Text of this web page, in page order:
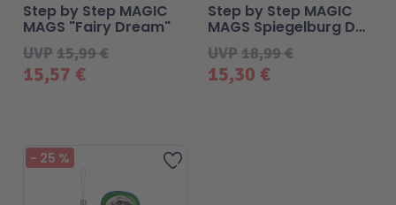
15,57 €
UVP15,99 €
Step by Step MAGIC
MAGS "Fairy Dream"
15,30 €
UVP18,99 €
Step by Step MAGIC
MAGS Spiegelburg Der
Grolltroll by aprilkind
"Grumpy"
Zur Wunschliste hinzufügen
- 25 %
Beliebt